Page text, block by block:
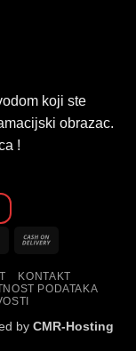
koji ste
obrazac.
!
MasterCard
Delivery
KONTAKT
PODATAKA
by CMR-Hosting